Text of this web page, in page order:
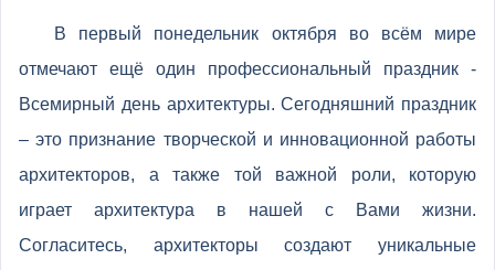
В первый понедельник октября во всём мире
отмечают ещё один профессиональный праздник -
Всемирный день архитектуры. Сегодняшний праздник
– это признание творческой и инновационной работы
архитекторов, а также той важной роли, которую
играет архитектура в нашей с Вами жизни.
Согласитесь, архитекторы создают уникальные